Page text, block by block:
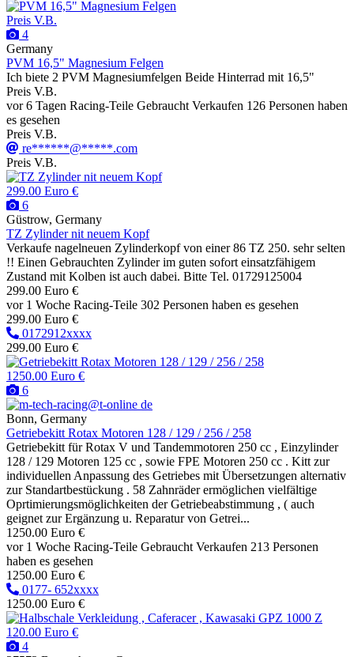
Preis V.B.
4
Germany
PVM 16,5" Magnesium Felgen
Ich biete 2 PVM Magnesiumfelgen Beide Hinterrad mit 16,5"
Preis V.B.
vor 6 Tagen Racing-Teile Gebraucht Verkaufen 126 Personen haben
es gesehen
Preis V.B.
re******@*****.com
Preis V.B.
299.00 Euro €
6
Güstrow, Germany
TZ Zylinder nit neuem Kopf
Verkaufe nagelneuen Zylinderkopf von einer 86 TZ 250. sehr selten
!! Einen Gebrauchten Zylinder im guten sofort einsatzfähigem
Zustand mit Kolben ist auch dabei. Bitte Tel. 01729125004
299.00 Euro €
vor 1 Woche Racing-Teile 302 Personen haben es gesehen
299.00 Euro €
0172912xxxx
299.00 Euro €
1250.00 Euro €
6
Bonn, Germany
Getriebekitt Rotax Motoren 128 / 129 / 256 / 258
Getriebekitt für Rotax V und Tandemmotoren 250 cc , Einzylinder
128 / 129 Motoren 125 cc , sowie FPE Motoren 250 cc . Kitt zur
individuellen Anpassung des Getriebes mit Übersetzungen alternativ
zur Standartbestückung . 58 Zahnräder ermöglichen vielfältige
Oprtimierungsmöglichkeiten der Getriebeabstimmung , ( auch
geignet zur Ergänzung u. Reparatur von Getrei...
1250.00 Euro €
vor 1 Woche Racing-Teile Gebraucht Verkaufen 213 Personen
haben es gesehen
1250.00 Euro €
0177- 652xxxx
1250.00 Euro €
120.00 Euro €
4